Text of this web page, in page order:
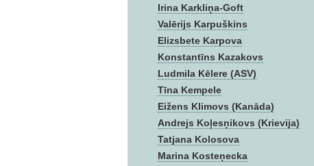
Irina Karkliņa-Goft
Valērijs Karpuškins
Elizsbete Karpova
Konstantīns Kazakovs
Ludmila Kēlere (ASV)
Tīna Kempele
Eižens Klimovs (Kanāda)
Andrejs Koļesņikovs (Krievija)
Tatjana Kolosova
Marina Kosteņecka